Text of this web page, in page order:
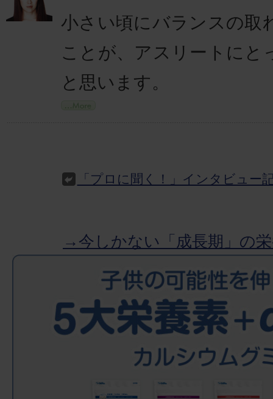
小さい頃にバランスの取
ことが、アスリートにと
と思います。
「プロに聞く！」インタビュー
→今しかない「成長期」の